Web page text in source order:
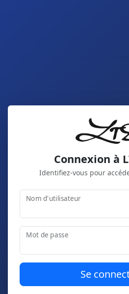
Connexion à
Identifiez-vous pour
Nom d'utilisateur
Mot de passe